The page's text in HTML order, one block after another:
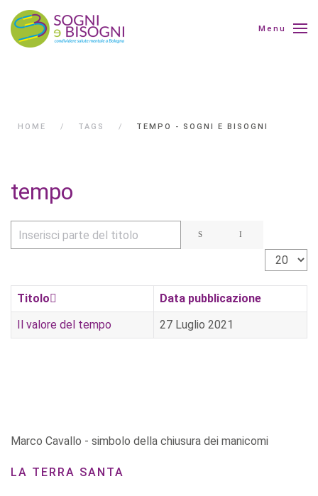
Menu
HOME TAGS TEMPO - SOGNI E BISOGNI
tempo
Inserisci parte del titolo
Visualizza
Titolo
Data pubblicazione
Il valore del tempo
27 Luglio 2021
Marco Cavallo - simbolo della chiusura dei manicomi
LA TERRA SANTA